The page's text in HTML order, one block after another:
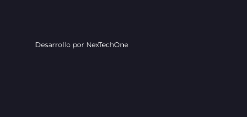
Desarrollo por NexTechOne